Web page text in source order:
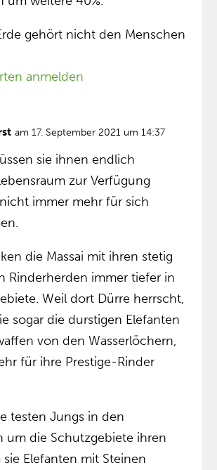
gehört nicht den Menschen
anmelden
am 17. September 2021 um 14:37
sie ihnen endlich
zur Verfügung
immer mehr für sich
die Massai mit ihren stetig
Rinderherden immer tiefer in
Weil dort Dürre herrscht,
sogar die durstigen Elefanten
von den Wasserlöchern,
für ihre Prestige-Rinder
testen Jungs in den
um die Schutzgebiete ihren
Elefanten mit Steinen